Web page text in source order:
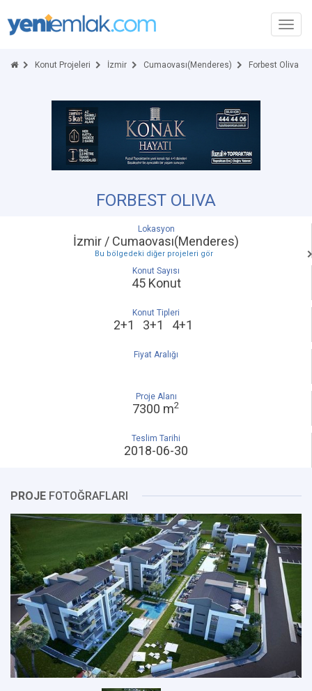
Konut Projeleri İzmir Cumaovası(Menderes) Forbest Oliva
FORBEST OLIVA
Lokasyon
İzmir / Cumaovası(Menderes)
Bu bölgedeki diğer projeleri gör
Konut Sayısı
45 Konut
Konut Tipleri
2+1 3+1 4+1
Fiyat Aralığı
Proje Alanı
7300 m2
Teslim Tarihi
2018-06-30
PROJE FOTOĞRAFLARI